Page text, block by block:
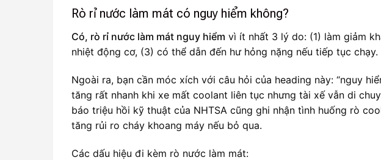
Rò rỉ nước làm mát có nguy hiểm không?
Có, rò rỉ nước làm mát nguy hiểm vì ít nhất 3 lý do: (1) làm giảm
nhiệt động cơ, (3) có thể dẫn đến hư hỏng nặng nếu tiếp tục chạy.
Ngoài ra, bạn cần móc xích với câu hỏi của heading này: “nguy
tăng rất nhanh khi xe mất coolant liên tục nhưng tài xế vẫn di
báo triệu hồi kỹ thuật của NHTSA cũng ghi nhận tình huống rò
tăng rủi ro cháy khoang máy nếu bỏ qua.
Các dấu hiệu đi kèm rò nước làm mát: